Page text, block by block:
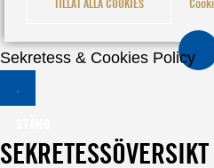
TILLÅT ALLA COOKIES
Sekretess & Cookies Policy
SEKRETESSÖVERSIKT